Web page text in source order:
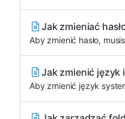
Jak zmieniać
Aby zmienić hasło,
Jak zmienić język
Aby zmienić język